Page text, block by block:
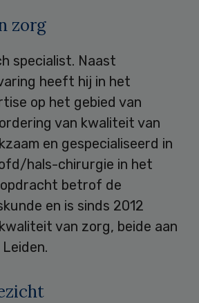
zorg
specialist. Naast
heeft hij in het
op het gebied van
van kwaliteit van
en gespecialiseerd in
hals-chirurgie in het
betrof de
en is sinds 2012
van zorg, beide aan